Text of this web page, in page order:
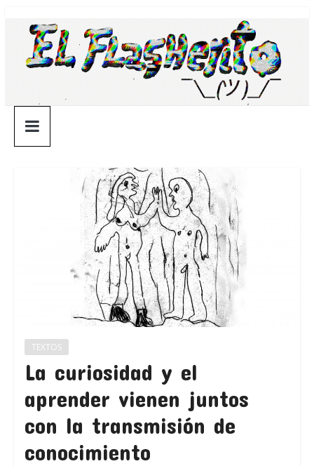
contenido
¯\_(ツ)_/
¯
TEXTOS
La curiosidad y el
aprender vienen juntos
con la transmisión de
conocimiento